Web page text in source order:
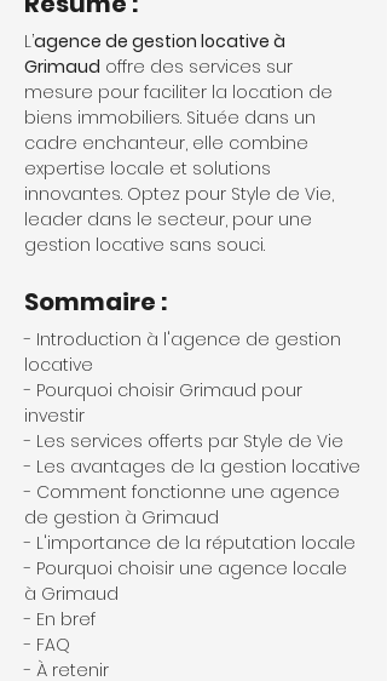
L’agence de gestion locative à
Grimaud offre des services sur
mesure pour faciliter la location de
biens immobiliers. Située dans un
cadre enchanteur, elle combine
expertise locale et solutions
innovantes. Optez pour Style de Vie,
leader dans le secteur, pour une
gestion locative sans souci.
Sommaire :
- Introduction à l'agence de gestion
locative
- Pourquoi choisir Grimaud pour
investir
- Les services offerts par Style de Vie
- Les avantages de la gestion locative
- Comment fonctionne une agence
de gestion à Grimaud
- L'importance de la réputation locale
- Pourquoi choisir une agence locale
à Grimaud
- En bref
- FAQ
- À retenir